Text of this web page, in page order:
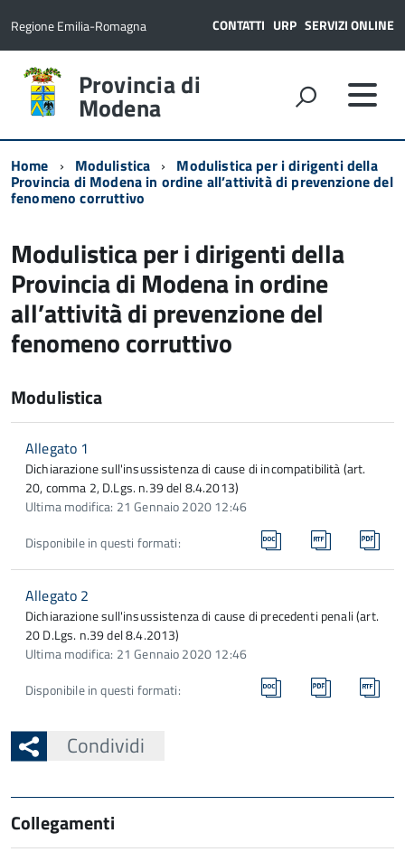
Regione Emilia-Romagna CONTATTI URP SERVIZI ONLINE
Provincia di
Modena
Home Modulistica Modulistica per i dirigenti della
Provincia di Modena in ordine all’attività di prevenzione del
fenomeno corruttivo
Modulistica per i dirigenti della
Provincia di Modena in ordine
all’attività di prevenzione del
fenomeno corruttivo
Modulistica
Allegato 1
Dichiarazione sull'insussistenza di cause di incompatibilità (art.
20, comma 2, D.Lgs. n.39 del 8.4.2013)
Ultima modifica: 21 Gennaio 2020 12:46
Disponibile in questi formati:
Allegato 2
Dichiarazione sull'insussistenza di cause di precedenti penali (art.
20 D.Lgs. n.39 del 8.4.2013)
Ultima modifica: 21 Gennaio 2020 12:46
Disponibile in questi formati:
Condividi
Collegamenti